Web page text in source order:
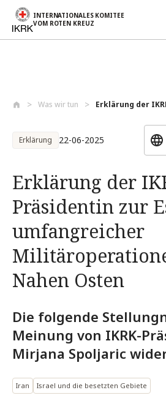
INTERNATIONALES KOMITEE
VOM ROTEN KREUZ
Was wir tun Erklärung der
Erklärung 22-06-2025
Erklärung der
Präsidentin zur
umfangreicher
Nahen Osten
Die folgende
Meinung von IKRK-
Mirjana Spoljaric
Iran Israel und die besetzten Gebiete